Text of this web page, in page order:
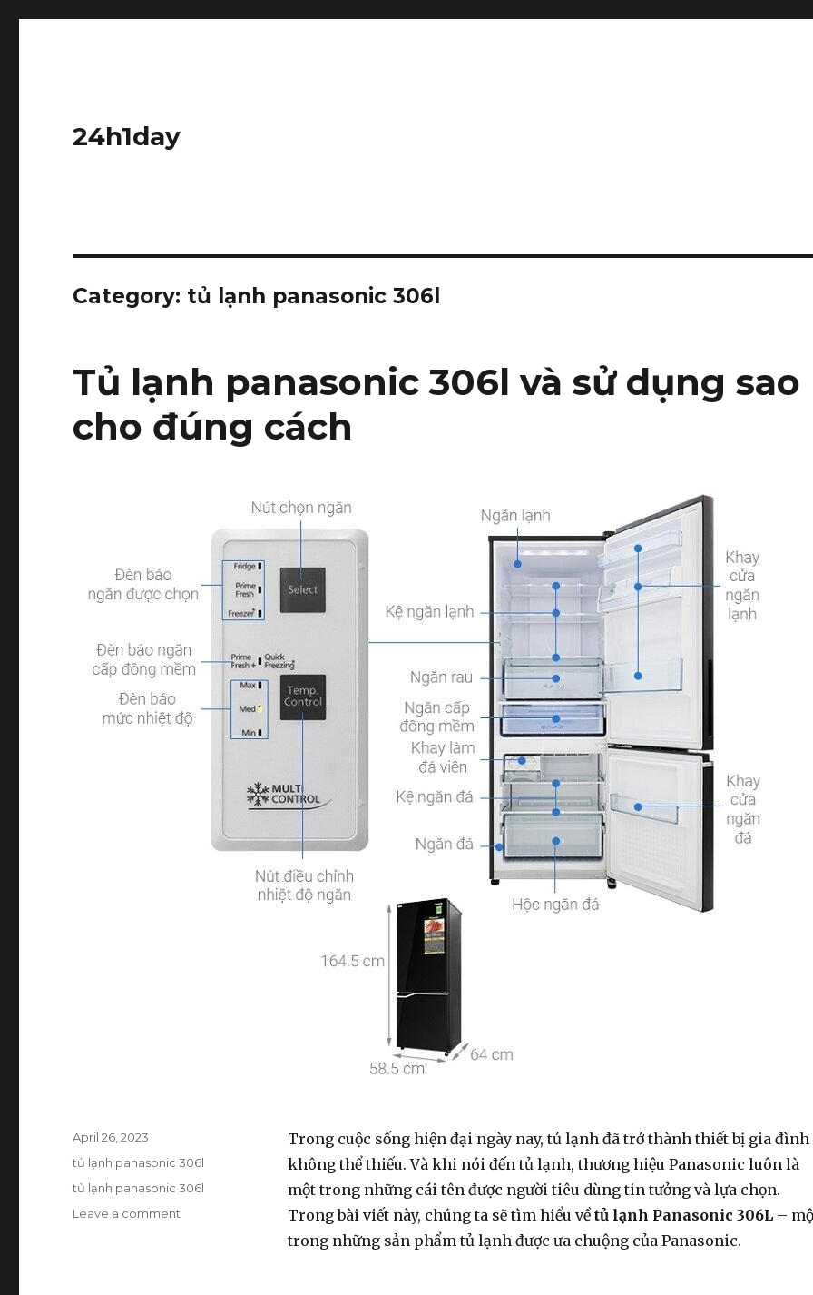
24h1day
Category: tủ lạnh panasonic 306l
Tủ lạnh panasonic 306l và sử dụng sao
cho đúng cách
Trong cuộc sống hiện đại ngày nay, tủ lạnh đã trở thành thiết bị gia đình
không thể thiếu. Và khi nói đến tủ lạnh, thương hiệu Panasonic luôn là
một trong những cái tên được người tiêu dùng tin tưởng và lựa chọn.
Trong bài viết này, chúng ta sẽ tìm hiểu vềtủ lạnh Panasonic 306L–
trong những sản phẩm tủ lạnh được ưa chuộng của Panasonic.
Posted
on
April 26, 2023
Categories
tủ lạnh panasonic 306l
Tags
tủ lạnh panasonic 306l
Leave a comment